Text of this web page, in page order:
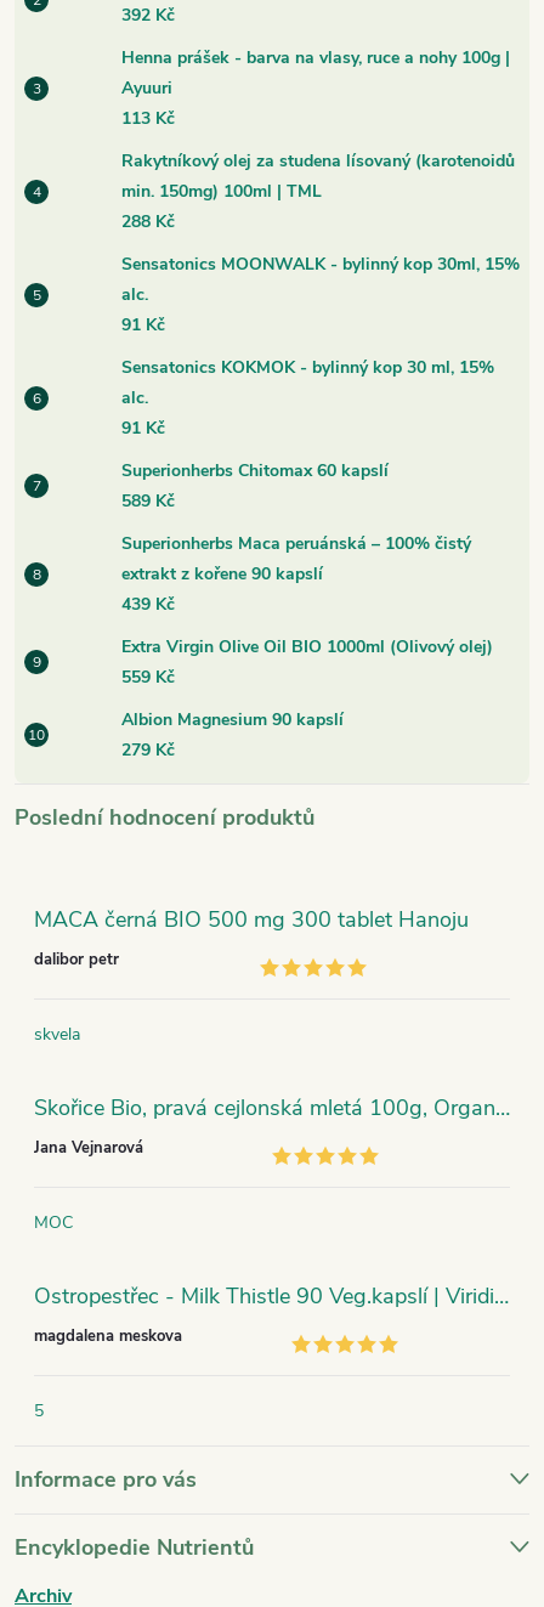
392 Kč
Henna prášek - barva na vlasy, ruce a nohy 100g |
Ayuuri
113 Kč
Rakytníkový olej za studena lísovaný (karotenoidů
min. 150mg) 100ml | TML
288 Kč
Sensatonics MOONWALK - bylinný kop 30ml, 15%
alc.
91 Kč
Sensatonics KOKMOK - bylinný kop 30 ml, 15%
alc.
91 Kč
Superionherbs Chitomax 60 kapslí
589 Kč
Superionherbs Maca peruánská – 100% čistý
extrakt z kořene 90 kapslí
439 Kč
Extra Virgin Olive Oil BIO 1000ml (Olivový olej)
559 Kč
Albion Magnesium 90 kapslí
279 Kč
Poslední hodnocení produktů
MACA černá BIO 500 mg 300 tablet Hanoju
dalibor petr
skvela
Skořice Bio, pravá cejlonská mletá 100g, Organic India
Jana Vejnarová
MOC
Ostropestřec - Milk Thistle 90 Veg.kapslí | Viridian
magdalena meskova
5
Informace pro vás
Encyklopedie Nutrientů
Archiv